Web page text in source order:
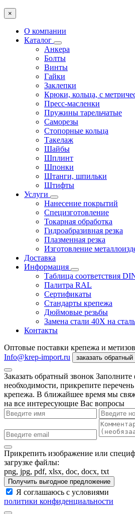
×
О компании
Каталог
Анкера
Болты
Винты
Гайки
Заклепки
Крюки, кольца, с
Пресс-масленки
Пружины тарельчатые
Саморезы
Стопорные кольца
Такелаж
Шайбы
Шплинт
Шпонки
Штанги, шпильки
Штифты
Услуги
Нанесение покрытий
Специзготовление
Токарная обработка
Гидроабразивная резка
Плазменная резка
Изготовление
Доставка
Информация
Таблица соответствия
Палитра RAL
Сертификаты
Стандарты крепежа
Дюймовые резьбы
Замена стали 40Х на
Контакты
Оптовые поставки крепежа и
Info@krep-import.ru
заказать обратный
Заказать обратный звонок Заполните
необходимости, прикрепите перечень
крепежа. В ближайшее время мы
на все интересующие Вас вопросы
Прикрепить изображение или
загрузке файлы:
png, jpg, pdf, xlsx, doc, docx, txt
Получить выгодное предложение
Я соглашаюсь с условиями
политики конфиденциальности